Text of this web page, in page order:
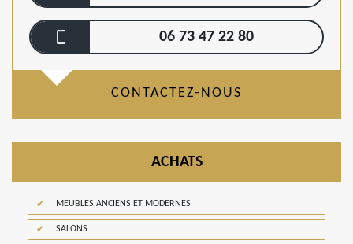
06 73 47 22 80
CONTACTEZ-NOUS
ACHATS
MEUBLES ANCIENS ET MODERNES
SALONS